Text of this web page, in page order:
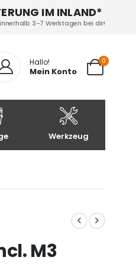
IM INLAND*
3-7 Werktagen bei dir!
Hallo!
Mein Konto
0
Werkzeug
M3